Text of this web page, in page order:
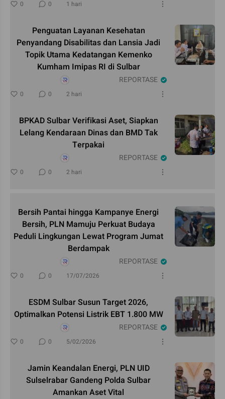
0 0 1 hari
Penguatan Layanan Kesehatan
Penyandang Disabilitas dan Lansia Jadi
Topik Utama Kedatangan Kemenko
Kumham Imipas RI di Sulbar
REPORTASE
0 0 2 hari
BPKAD Sulbar Verifikasi Aset, Siapkan
Lelang Kendaraan Dinas dan BMD Tak
Terpakai
REPORTASE
0 0 2 hari
Bersih Pantai hingga Kampanye Energi
Bersih, PLN Mamuju Perkuat Budaya
Peduli Lingkungan Lewat Program Jumat
Berdampak
REPORTASE
0 0 17/07/2026
ESDM Sulbar Susun Target 2026,
Optimalkan Potensi Listrik EBT 1.800 MW
REPORTASE
0 0 5/02/2026
Jamin Keandalan Energi, PLN UID
Sulselrabar Gandeng Polda Sulbar
Amankan Aset Vital